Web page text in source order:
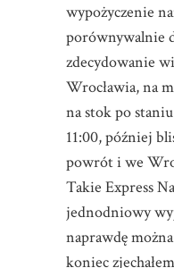
wypożyczenie
porównywalnie
zdecydowanie
Wrocławia, na
na stok po
11:00, później
powrót i we
Takie Express
jednodniowy
naprawdę
koniec